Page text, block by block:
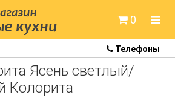
0
Телефоны
Ясень светлый/
Колорита